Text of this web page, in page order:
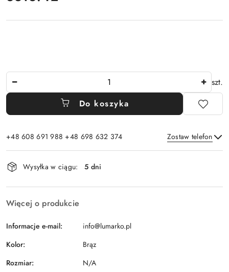
szt.
Do koszyka
+48 608 691 988 +48 698 632 374 Zostaw telefon
Dostępność
i
dostawa
Wysyłka w ciągu: 5 dni
Więcej o produkcie
Informacje e-mail:
info@lumarko.pl
Kolor:
Brąz
Rozmiar:
N/A